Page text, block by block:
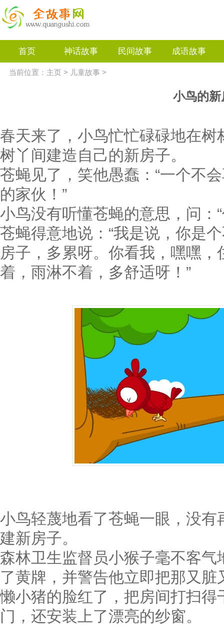
首页 神话故事 民间故事 成语故事
当前位置： 主页 > 儿童故事 >
小鸟的新
春天来了，小鸟忙忙碌碌地在
树丫间建造自己的新房子。
苍蝇见了，笑他愚蠢：“一个不
的家伙！”
小鸟没有听懂苍蝇的意思，问：
苍蝇得意地说：“我是说，你是
房子，多累呀。你看我，嘿嘿
着，雨淋不着，多舒适呀！”
小鸟轻蔑地看了苍蝇一眼，没
建新房子。
森林卫生监督员小猴子毫不客
了黄牌，并警告他立即把那又脏
懒小猪的脸红了，把房间打扫
门，还安装上了漂亮的纱窗。